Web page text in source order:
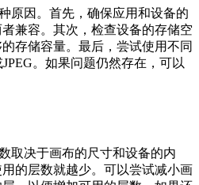
原因。首先，确保应用和设备的
兼容。其次，检查设备的存储空
存储容量。最后，尝试使用不同
。如果问题仍然存在，可以
取决于画布的尺寸和设备的内
的层数就越少。可以尝试减小画